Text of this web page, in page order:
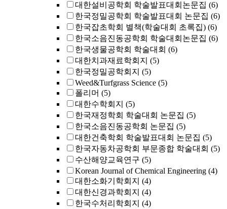
대한설비공학회 학술발표대회논문집 (6)
한국정밀공학회 학술발표대회 논문집 (6)
한국잡초학회 별책(학술대회 초록집) (6)
한국소음진동공학회 학술대회논문집 (6)
한국생물공학회 학술대회 (6)
대한치과재료학회지 (5)
한국정밀공학회지 (5)
Weed&Turfgrass Science (5)
폴리머 (5)
대한수학회지 (5)
한국재정학회 학술대회 논문집 (5)
한국소음진동공학회 논문집 (5)
대한건축학회 학술발표대회 논문집 (5)
한국자동차공학회 부문종합 학술대회 (5)
수산해양교육연구 (5)
Korean Journal of Chemical Engineering (4)
대한소화기학회지 (4)
대한신경과학회지 (4)
한국수처리학회지 (4)